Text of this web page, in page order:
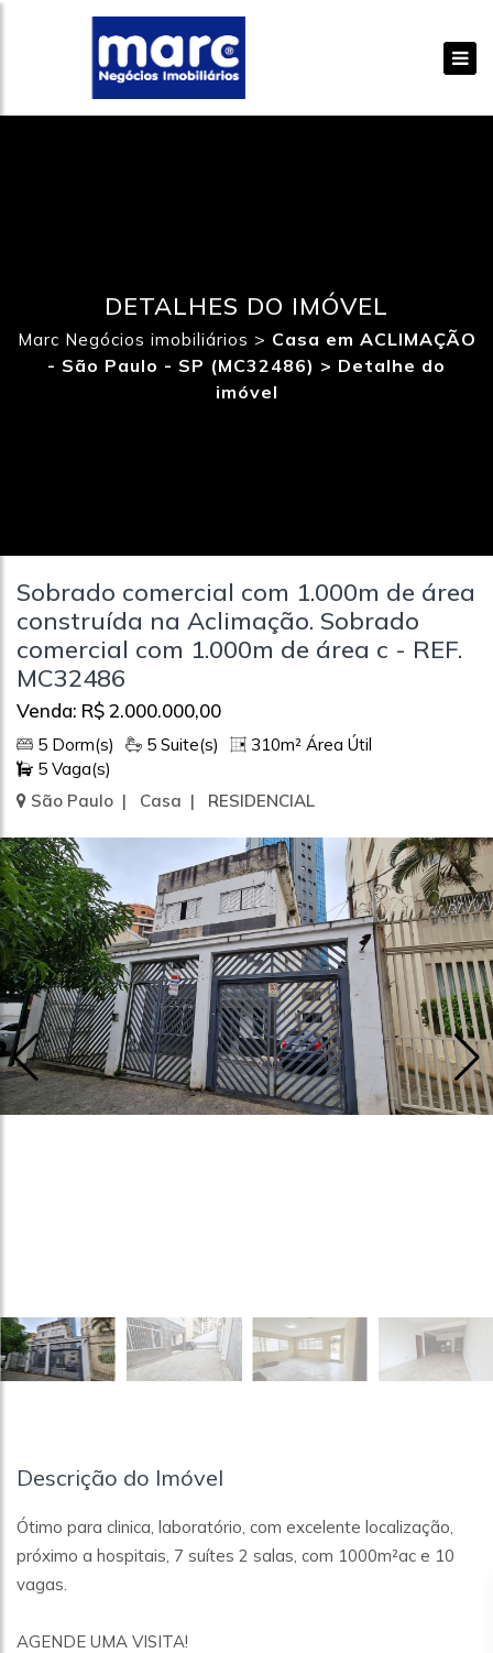
DETALHES DO IMÓVEL
Marc Negócios imobiliários > Casa em ACLIMAÇÃO
- São Paulo - SP (MC32486) > Detalhe do
imóvel
Sobrado comercial com 1.000m de área
construída na Aclimação. Sobrado
comercial com 1.000m de área c - REF.
MC32486
Venda: R$ 2.000.000,00
5 Dorm(s) 5 Suite(s)
310m² Área Útil
5 Vaga(s)
São Paulo | Casa | RESIDENCIAL
Descrição do Imóvel
Ótimo para clinica, laboratório, com excelente localização,
próximo a hospitais, 7 suítes 2 salas, com 1000m²ac e 10
vagas.
AGENDE UMA VISITA!